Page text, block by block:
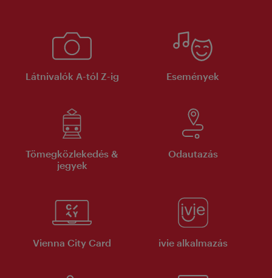
Látnivalók A-tól Z-ig Események
Tömegközlekedés &
jegyek
Odautazás
Vienna City Card ivie alkalmazás